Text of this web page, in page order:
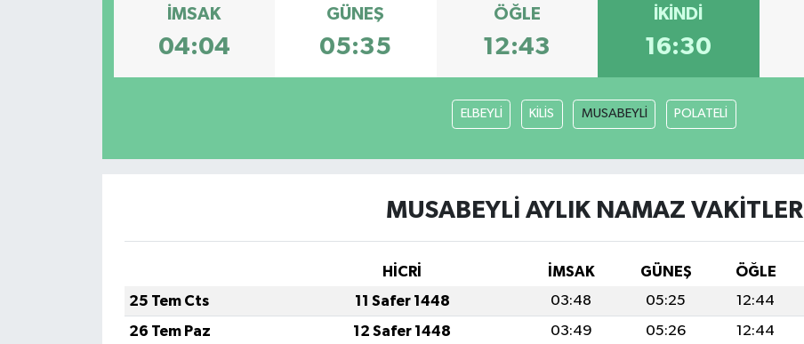
İMSAK
04:04
GÜNEŞ
05:35
ÖĞLE
12:43
İKINDI
16:30
ELBEYLİ KİLİS MUSABEYLİ POLATELİ
MUSABEYLİ AYLIK NAMAZ VAKITLERI
HİCRİ İMSAK GÜNEŞ ÖĞLE
25 Tem Cts
11 Safer 1448 03:48 05:25 12:44
26 Tem Paz
12 Safer 1448 03:49 05:26 12:44